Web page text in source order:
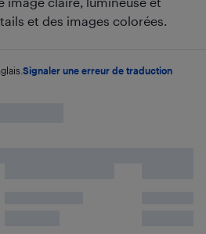
et des images colorées.
Signaler une erreur de traduction